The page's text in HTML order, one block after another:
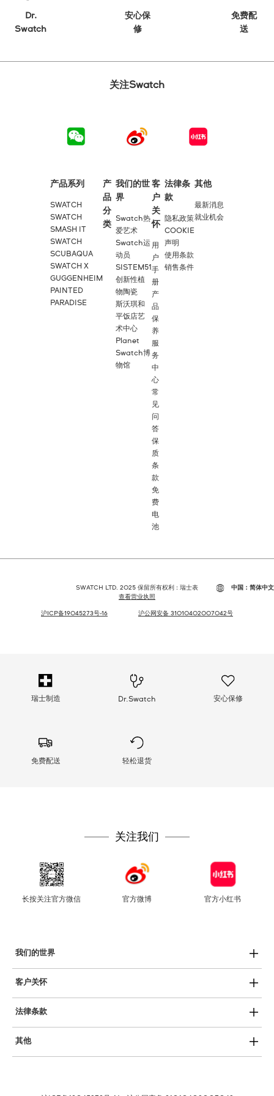
Dr.
Swatch
安心保
修
免费配
送
关注Swatch
产品系列
SWATCH
SWATCH
SMASH IT
SWATCH
SCUBAQUA
SWATCH X
GUGGENHEIM
PAINTED
PARADISE
产
品
分
类
我们的世
界
Swatch热
爱艺术
Swatch运
动员
SISTEM51
创新性植
物陶瓷
斯沃琪和
平饭店艺
术中心
Planet
Swatch博
物馆
客
户
关
怀
用
户
手
册
产
品
保
养
服
务
中
心
常
见
问
答
保
质
条
款
免
费
电
池
法律条
款
隐私政策
COOKIE
声明
使用条款
销售条件
其他
最新消息
就业机会
SWATCH LTD. 2025 保留所有权利 : 瑞士表
查看营业执照
中国：简体中文
沪ICP备19045273号-16 沪公网安备 31010402007042号
瑞士制造 Dr.Swatch 安心保修
免费配送 轻松退货
关注我们
长按关注官方微信 官方微博 官方小红书
我们的世界
Swatch热爱艺术
SISTEM51
斯沃琪和平饭店艺术中心
Planet Swatch博物馆
客户关怀
用户手册
服务中心
法律条款
隐私政策
其他